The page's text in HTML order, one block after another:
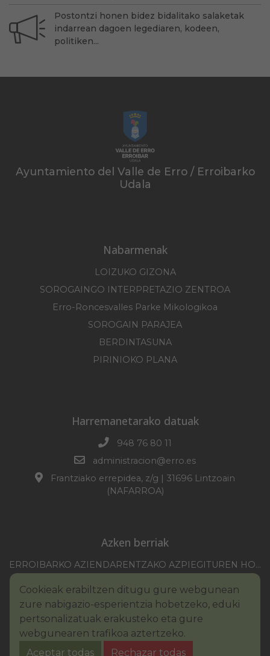
Postontzi honen bidez bidalitako salaketak
indarrean dagoen legediaren, kodeen,
politiken...
Ayuntamiento del Valle de Erro / Erroibarko
Udala
Nabarmenak
LOIZUKO GIZONA
SOROGAINGO INTERPRETAZIO ZENTROA
Erro-Roncesvalles Parke Mikologikoa
SOROGAIN PARAJEA
BERDINTASUNA
PIRINIOKO PLANA
Harremanetarako datuak
948 76 80 11
administracion@erro.es
Frantziako errepidea, z/g | 31696 Lintzoain
(NAFARROA)
Azken berriak
ERROIBARKO AZIENDARENTZAKO AZPIEGITUREN HOBEKUNTZA 2025-2026 KANPAINA
BANDOA – URAREN KONTSUMO ARDURATSUA
2026KO IBILGAILUEN GAINEKO ZERGA
Cookieak erabiltzen ditugu gure webgunean
zure nabigazio-esperientzia hobetzeko, eduki
pertsonalizatuak erakusteko eta gure
webgunearen trafikoa aztertzeko.
Aceptar todas
Rechazar todas